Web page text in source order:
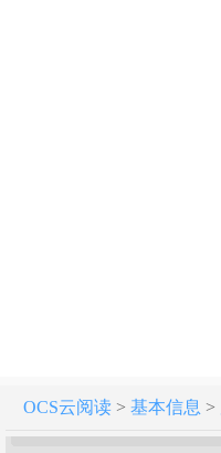
OCS云阅读> 基本信息 >